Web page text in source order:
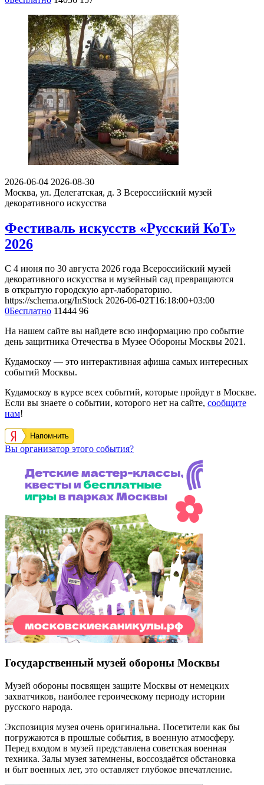
2026-06-04 2026-08-30
Москва, ул. Делегатская, д. 3 Всероссийский музей
декоративного искусства
Фестиваль искусств «Русский КоТ»
2026
С 4 июня по 30 августа 2026 года Всероссийский музей
декоративного искусства и музейный сад превращаются
в открытую городскую арт-лабораторию.
https://schema.org/InStock 2026-06-02T16:18:00+03:00
0Бесплатно 11444 96
На нашем сайте вы найдете всю информацию про событие
день защитника Отечества в Музее Обороны Москвы 2021.
Кудамоскоу — это интерактивная афиша самых интересных
событий Москвы.
Кудамоскоу в курсе всех событий, которые пройдут в Москве.
Если вы знаете о событии, которого нет на сайте, сообщите
нам!
Напомнить
Вы организатор этого события?
Государственный музей обороны Москвы
Музей обороны посвящен защите Москвы от немецких
захватчиков, наиболее героическому периоду истории
русского народа.
Экспозиция музея очень оригинальна. Посетители как бы
погружаются в прошлые события, в военную атмосферу.
Перед входом в музей представлена советская военная
техника. Залы музея затемнены, воссоздаётся обстановка
и быт военных лет, это оставляет глубокое впечатление.